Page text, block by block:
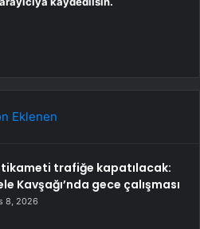
Eklenen
trafiğe kapatılacak:
Kavşağı’nda gece çalışması
8, 2026